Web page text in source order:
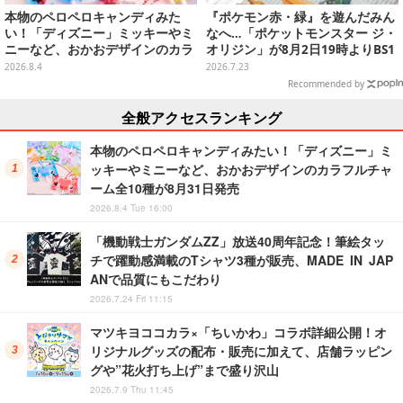
本物のペロペロキャンディみた
い！「ディズニー」ミッキーやミ
ニーなど、おかおデザインのカラ
フルチャーム全10種が8月31日発
2026.8.4
『ポケモン赤・緑』を遊んだみん
なへ…「ポケットモンスター ジ・
オリジン」が8月2日19時よりBS1
2・日曜アニメ劇場で放送決定！
2026.7.23
Recommended by
全般アクセスランキング
本物のペロペロキャンディみたい！「ディズニー」ミ
ッキーやミニーなど、おかおデザインのカラフルチャ
ーム全10種が8月31日発売
2026.8.4 Tue 16:00
「機動戦士ガンダムZZ」放送40周年記念！筆絵タッ
チで躍動感満載のTシャツ3種が販売、MADE IN JAP
ANで品質にもこだわり
2026.7.24 Fri 11:15
マツキヨココカラ×「ちいかわ」コラボ詳細公開！オ
リジナルグッズの配布・販売に加えて、店舗ラッピン
グや”花火打ち上げ”まで盛り沢山
2026.7.9 Thu 11:45